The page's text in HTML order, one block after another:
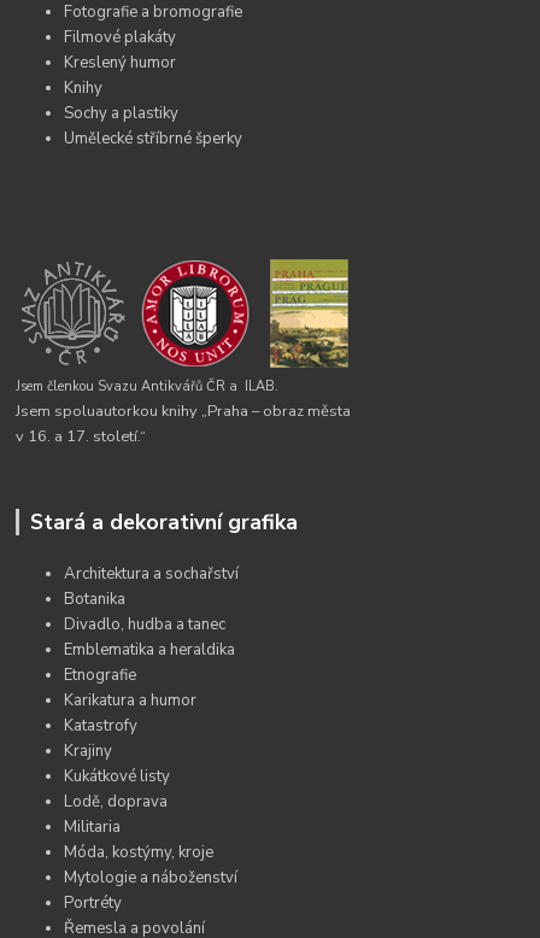
Fotografie a bromografie
Filmové plakáty
Kreslený humor
Knihy
Sochy a plastiky
Umělecké stříbrné šperky
Jsem členkou Svazu Antikvářů ČR a ILAB.
Jsem spoluautorkou knihy „Praha – obraz města
v 16. a 17. století.“
Stará a dekorativní grafika
Architektura a sochařství
Botanika
Divadlo, hudba a tanec
Emblematika a heraldika
Etnografie
Karikatura a humor
Katastrofy
Krajiny
Kukátkové listy
Lodě, doprava
Militaria
Móda, kostýmy, kroje
Mytologie a náboženství
Portréty
Řemesla a povolání